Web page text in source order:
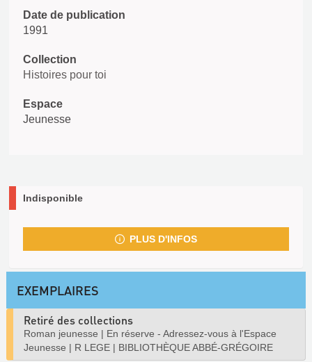
Date de publication
1991
Collection
Histoires pour toi
Espace
Jeunesse
Indisponible
PLUS D'INFOS
EXEMPLAIRES
Retiré des collections
Roman jeunesse | En réserve - Adressez-vous à l'Espace
Jeunesse | R LEGE | BIBLIOTHÈQUE ABBÉ-GRÉGOIRE